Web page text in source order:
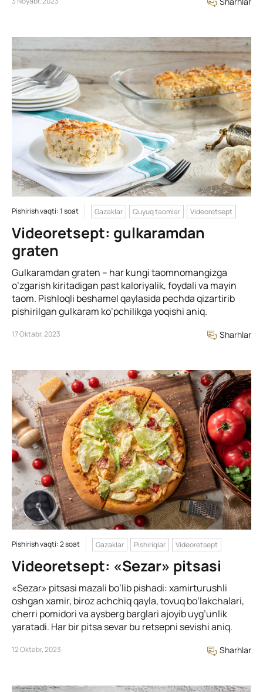
Pishirish vaqti: 1 soat Gazaklar Quyuq taomlar Videoretsept
Videoretsept: gulkaramdan
graten
Gulkaramdan graten – har kungi taomnomangizga
o’zgarish kiritadigan past kaloriyalik, foydali va mayin
taom. Pishloqli beshamel qaylasida pechda qizartirib
pishirilgan gulkaram ko’pchilikga yoqishi aniq.
17 Oktabr, 2023 Sharhlar
Pishirish vaqti: 2 soat Gazaklar Pishiriqlar Videoretsept
Videoretsept: «Sezar» pitsasi
«Sezar» pitsasi mazali bo’lib pishadi: xamirturushli
oshgan xamir, biroz achchiq qayla, tovuq bo’lakchalari,
cherri pomidori va aysberg barglari ajoyib uyg’unlik
yaratadi. Har bir pitsa sevar bu retsepni sevishi aniq.
12 Oktabr, 2023 Sharhlar